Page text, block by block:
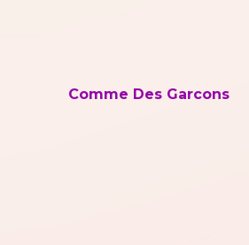
Comme Des Garcons